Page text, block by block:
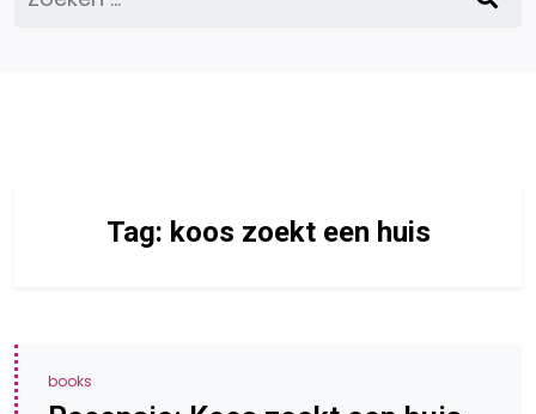
naar:
Tag: koos zoekt een huis
books